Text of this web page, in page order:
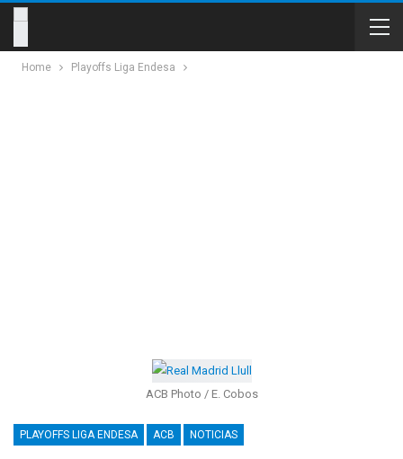
Home Playoffs Liga Endesa
ACB Photo / E. Cobos
PLAYOFFS LIGA ENDESA ACB NOTICIAS